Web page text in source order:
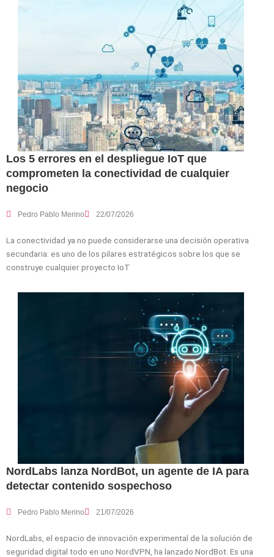
Los 5 errores en el despliegue IoT que
comprometen la conectividad de cualquier
negocio
Pedro Pablo Merino 22/07/2026
La conectividad ya no puede considerarse una decisión operativa
secundaria: es uno de los pilares estratégicos sobre los que se
construye cualquier proyecto IoT
NordLabs lanza NordBot, un agente de IA para
detectar contenido sospechoso
Pedro Pablo Merino 21/07/2026
NordLabs, el espacio de innovación experimental de la solución de
seguridad digital todo en uno NordVPN, ha lanzado NordBot. Es una